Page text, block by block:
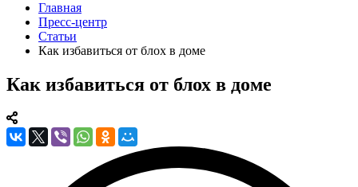
Главная
Пресс-центр
Статьи
Как избавиться от блох в доме
Как избавиться от блох в доме